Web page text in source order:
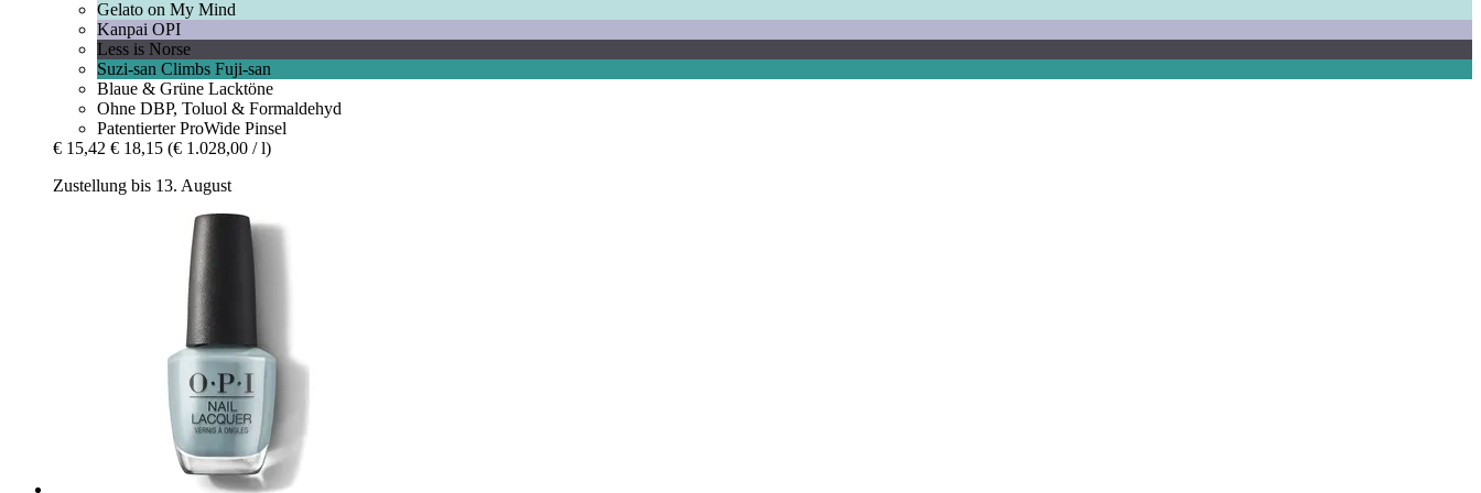
Gelato on My Mind
Kanpai OPI
Less is Norse
Suzi-san Climbs Fuji-san
Blaue & Grüne Lacktöne
Ohne DBP, Toluol & Formaldehyd
Patentierter ProWide Pinsel
€ 15,42 € 18,15 (€ 1.028,00 / l)
Zustellung bis 13. August